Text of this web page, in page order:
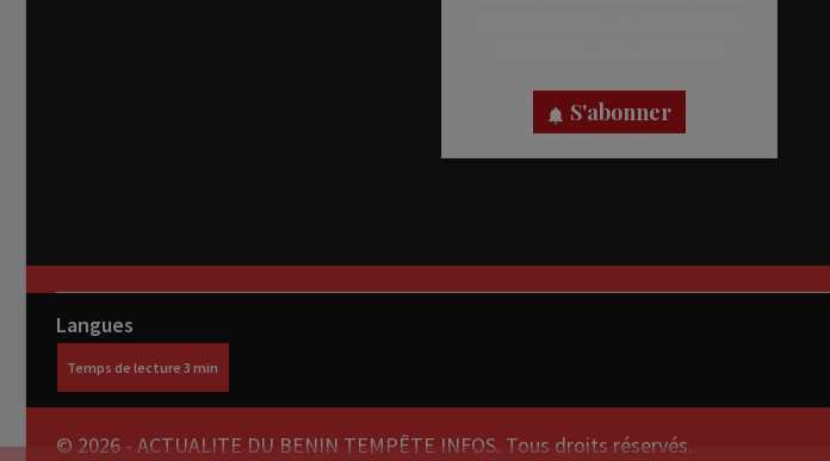
S'abonner
Langues
© 2026 - ACTUALITE DU BENIN TEMPÊTE INFOS. Tous droits réservés.